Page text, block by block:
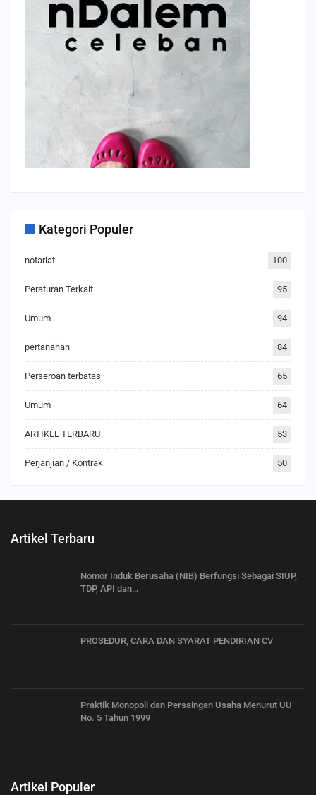
Kategori Populer
notariat 100
Peraturan Terkait 95
Umum 94
pertanahan 84
Perseroan terbatas 65
Umum 64
ARTIKEL TERBARU 53
Perjanjian / Kontrak 50
Artikel Terbaru
Nomor Induk Berusaha (NIB) Berfungsi Sebagai SIUP,
TDP, API dan…
PROSEDUR, CARA DAN SYARAT PENDIRIAN CV
Praktik Monopoli dan Persaingan Usaha Menurut UU
No. 5 Tahun 1999
Artikel Populer